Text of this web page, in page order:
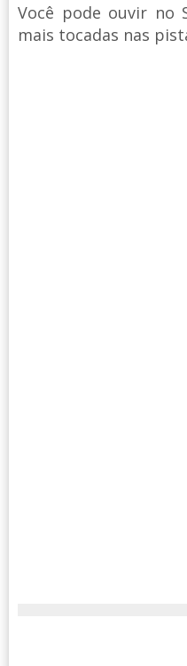
Você pode ouvir no
mais tocadas nas